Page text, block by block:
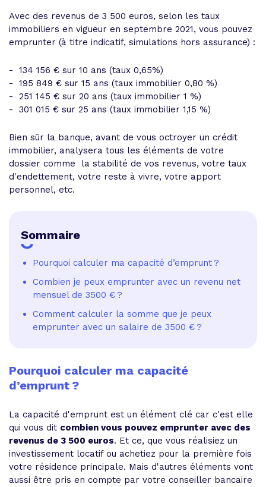
Avec des revenus de 3 500 euros, selon les taux
immobiliers en vigueur en septembre 2021, vous pouvez
emprunter (à titre indicatif, simulations hors assurance) :
- 134 156 € sur 10 ans (taux 0,65%)
- 195 849 € sur 15 ans (taux immobilier 0,80 %)
- 251 145 € sur 20 ans (taux immobilier 1 %)
- 301 015 € sur 25 ans (taux immobilier 1,15 %)
Bien sûr la banque, avant de vous octroyer un crédit
immobilier, analysera tous les éléments de votre
dossier comme la stabilité de vos revenus, votre taux
d'endettement, votre reste à vivre, votre apport
personnel, etc.
Sommaire
Pourquoi calculer ma capacité d’emprunt ?
Combien je peux emprunter avec un revenu net
mensuel de 3500 € ?
Comment calculer la somme que je peux
emprunter avec un salaire de 3500 € ?
Pourquoi calculer ma capacité
d’emprunt ?
La capacité d'emprunt est un élément clé car c'est elle
qui vous dit combien vous pouvez emprunter avec des
revenus de 3 500 euros. Et ce, que vous réalisiez un
investissement locatif ou achetiez pour la première fois
votre résidence principale. Mais d'autres éléments vont
aussi être pris en compte par votre conseiller bancaire